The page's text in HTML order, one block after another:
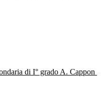
di I° grado A. Cappon